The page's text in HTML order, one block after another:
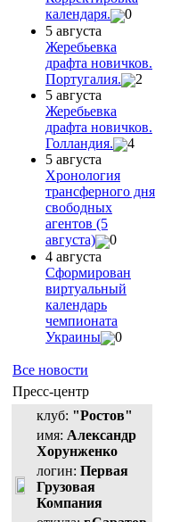
календаря.
0
5 августа
Жеребьевка
драфта новичков.
Португалия.
2
5 августа
Жеребьевка
драфта новичков.
Голландия.
4
5 августа
Хронология
трансферного дня
свободных
агентов (5
августа)
0
4 августа
Сформирован
виртуальный
календарь
чемпионата
Украины
0
Все новости
Пресс-центр
клуб: "Ростов"
имя: Александр
Хорунженко
логин: Первая
Грузовая
Компания